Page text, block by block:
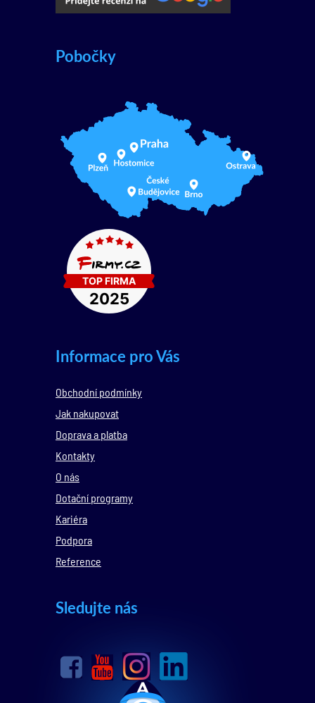
Pobočky
Informace pro Vás
Obchodní podmínky
Jak nakupovat
Doprava a platba
Kontakty
O nás
Dotační programy
Kariéra
Podpora
Reference
Sledujte nás